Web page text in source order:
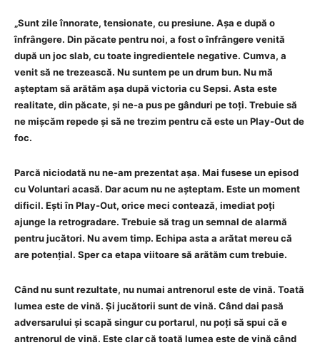
„Sunt zile înnorate, tensionate, cu presiune. Așa e după o
înfrângere. Din păcate pentru noi, a fost o înfrângere venită
după un joc slab, cu toate ingredientele negative. Cumva, a
venit să ne trezească. Nu suntem pe un drum bun. Nu mă
așteptam să arătăm așa după victoria cu Sepsi. Asta este
realitate, din păcate, și ne-a pus pe gânduri pe toți. Trebuie să
ne mișcăm repede și să ne trezim pentru că este un Play-Out de
foc.
Parcă niciodată nu ne-am prezentat așa. Mai fusese un episod
cu Voluntari acasă. Dar acum nu ne așteptam. Este un moment
dificil. Ești în Play-Out, orice meci contează, imediat poți
ajunge la retrogradare. Trebuie să trag un semnal de alarmă
pentru jucători. Nu avem timp. Echipa asta a arătat mereu că
are potențial. Sper ca etapa viitoare să arătăm cum trebuie.
Când nu sunt rezultate, nu numai antrenorul este de vină. Toată
lumea este de vină. Și jucătorii sunt de vină. Când dai pasă
adversarului și scapă singur cu portarul, nu poți să spui că e
antrenorul de vină. Este clar că toată lumea este de vină când